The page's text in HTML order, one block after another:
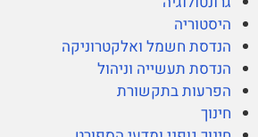
היסטוריה
הנדסת חשמל ואלקטרוניקה
הנדסת תעשייה וניהול
הפרעות בתקשורת
חינוך